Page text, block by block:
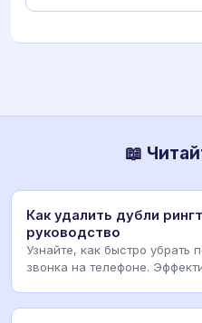
📖
Как удалить дубли
руководство
Узнайте, как быстро
звонка на телефоне.